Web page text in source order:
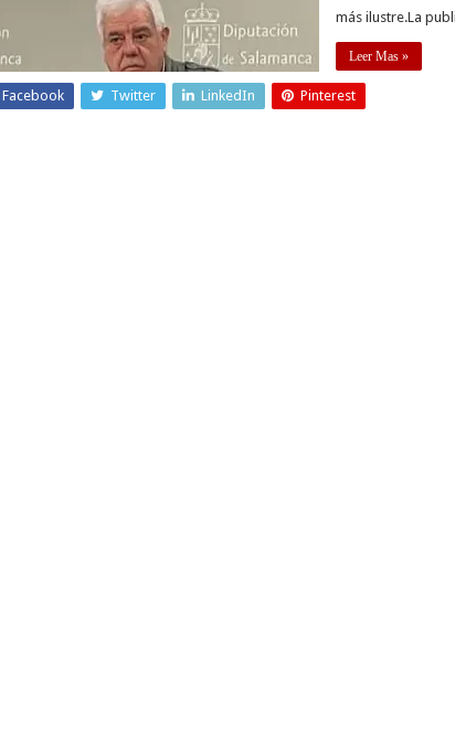
más ilustre.La
Leer Mas »
Facebook Twitter LinkedIn Pinterest